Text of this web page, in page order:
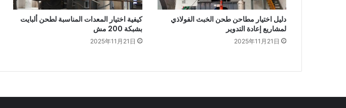
دليل اختيار مطاحن طحن الخبث الفولاذي
لمشاريع إعادة التدوير
2025年11月21日
كيفية اختيار المعدات المناسبة لطحن ألبايت
بشبكة 200 مش
2025年11月21日